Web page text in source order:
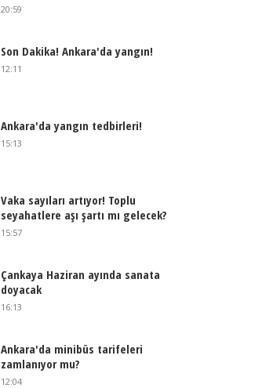
20:59
Son Dakika! Ankara'da yangın!
12:11
Ankara'da yangın tedbirleri!
15:13
Vaka sayıları artıyor! Toplu
seyahatlere aşı şartı mı gelecek?
15:57
Çankaya Haziran ayında sanata
doyacak
16:13
Ankara'da minibüs tarifeleri
zamlanıyor mu?
12:04